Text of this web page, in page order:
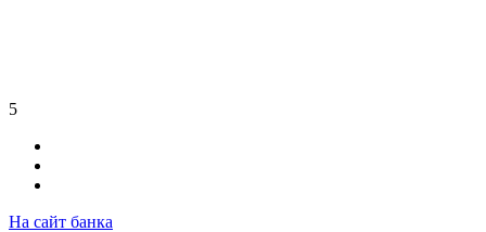
5
На сайт банка